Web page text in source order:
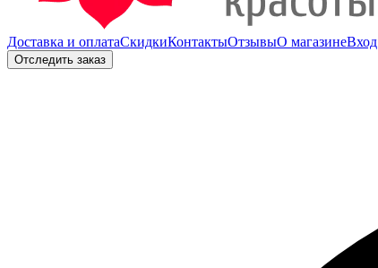
Доставка и оплатаСкидкиКонтактыОтзывыО магазинеВход
Отследить заказ